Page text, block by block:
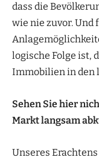
dass die
wie nie zuvor. Und
logische Folge ist,
Immobilien in den
Sehen Sie hier
Markt langsam
Unseres